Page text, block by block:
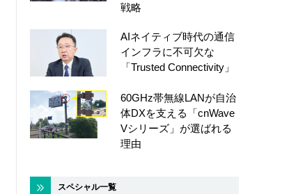
戦略
AIネイティブ時代の通信
インフラに不可欠な
「Trusted Connectivity」
60GHz帯無線LANが自治
体DXを支える「cnWave
Vシリーズ」が選ばれる
理由
スペシャル一覧